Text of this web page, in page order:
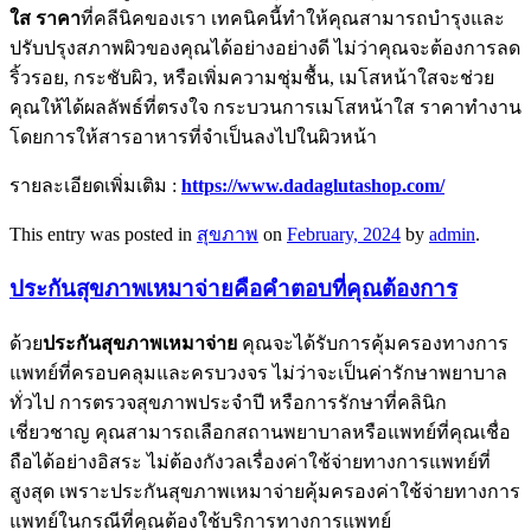
ใส ราคาที่คลีนิคของเรา เทคนิคนี้ทำให้คุณสามารถบำรุงและ
ปรับปรุงสภาพผิวของคุณได้อย่างอย่างดี ไม่ว่าคุณจะต้องการลด
ริ้วรอย, กระชับผิว, หรือเพิ่มความชุ่มชื้น, เมโสหน้าใสจะช่วย
คุณให้ได้ผลลัพธ์ที่ตรงใจ กระบวนการเมโสหน้าใส ราคาทำงาน
โดยการให้สารอาหารที่จำเป็นลงไปในผิวหน้า
รายละเอียดเพิ่มเติม : https://www.dadaglutashop.com/
This entry was posted in สุขภาพ on February, 2024 by admin.
ประกันสุขภาพเหมาจ่ายคือคำตอบที่คุณต้องการ
ด้วยประกันสุขภาพเหมาจ่าย คุณจะได้รับการคุ้มครองทางการ
แพทย์ที่ครอบคลุมและครบวงจร ไม่ว่าจะเป็นค่ารักษาพยาบาล
ทั่วไป การตรวจสุขภาพประจำปี หรือการรักษาที่คลินิก
เชี่ยวชาญ คุณสามารถเลือกสถานพยาบาลหรือแพทย์ที่คุณเชื่อ
ถือได้อย่างอิสระ ไม่ต้องกังวลเรื่องค่าใช้จ่ายทางการแพทย์ที่
สูงสุด เพราะประกันสุขภาพเหมาจ่ายคุ้มครองค่าใช้จ่ายทางการ
แพทย์ในกรณีที่คุณต้องใช้บริการทางการแพทย์